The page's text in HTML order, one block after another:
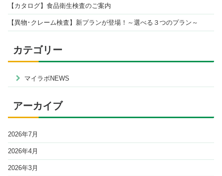
【カタログ】食品衛生検査のご案内
【異物･クレーム検査】新プランが登場！～選べる３つのプラン～
カテゴリー
マイラボNEWS
アーカイブ
2026年7月
2026年4月
2026年3月